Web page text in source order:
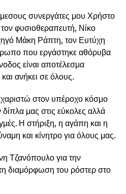
συνεργάτες μου Χρήστο
φυσιοθεραπευτή, Νίκο
Μάκη Ράπτη, τον Ευτύχη
που εργάστηκε αθόρυβα
είναι αποτέλεσμα
ανήκει σε όλους.
στον υπέροχο κόσμο
μας στις εύκολες αλλά
Η στήριξη, η αγάπη και η
και κίνητρο για όλους μας.
Τζανόπουλο για την
διαμόρφωση του ρόστερ στο